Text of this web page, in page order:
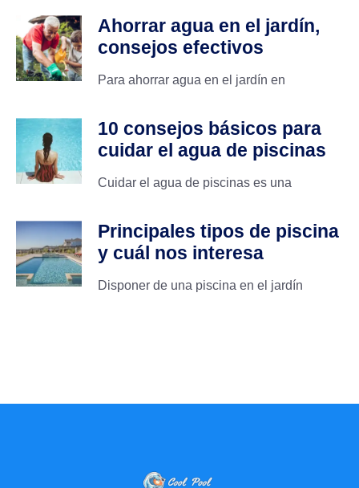
Ahorrar agua en el jardín,
consejos efectivos
Para ahorrar agua en el jardín en
10 consejos básicos para
cuidar el agua de piscinas
Cuidar el agua de piscinas es una
Principales tipos de piscina
y cuál nos interesa
Disponer de una piscina en el jardín